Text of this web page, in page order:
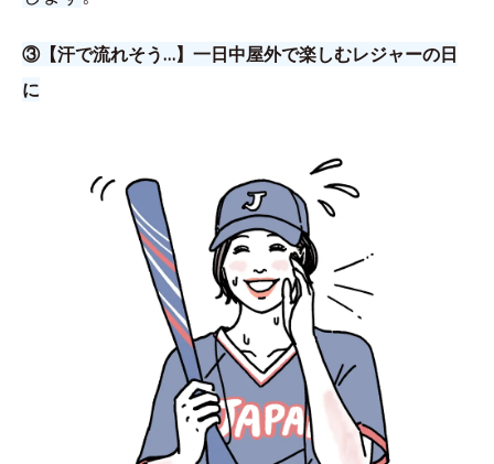
③【汗で流れそう…】一日中屋外で楽しむレジャーの日
に